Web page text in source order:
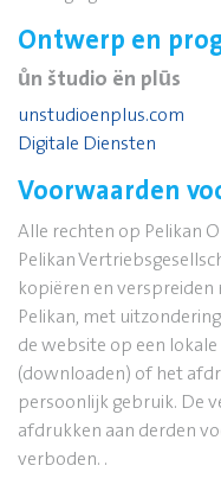
Ontwerp en
ůn študio ën plūs
unstudioenplus.com
Digitale Diensten
Voorwaarden
Alle rechten op Pelikan
Pelikan
kopiëren en
Pelikan, met
de website op een
(downloaden) of het
persoonlijk gebruik. De
afdrukken aan derden
verboden. .